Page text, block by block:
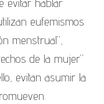
evitar hablar
eufemismos
menstrual”,
de la mujer”
evitan asumir la